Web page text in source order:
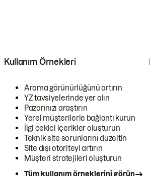
Kullanım Örnekleri
Arama görünürlüğünü artırın
YZ tavsiyelerinde yer alın
Pazarınızı araştırın
Yerel müşterilerle bağlantı kurun
İlgi çekici içerikler oluşturun
Teknik site sorunlarını düzeltin
Site dışı otoriteyi artırın
Müşteri stratejileri oluşturun
Tüm kullanım örneklerini görün